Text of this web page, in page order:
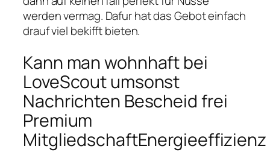
werden vermag. Dafur hat das Gebot einfach
drauf viel bekifft bieten.
Kann man wohnhaft bei
LoveScout umsonst
Nachrichten Bescheid frei
Premium
MitgliedschaftEnergieeffizienz